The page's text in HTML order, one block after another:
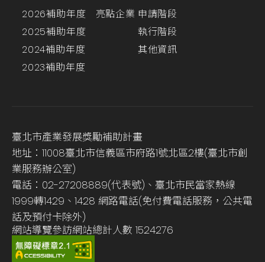
2026補助年度
2025補助年度
2024補助年度
2023補助年度
亮點企業 申請階段
執行階段
其他資訊
臺北市產業發展獎勵補助計畫
地址：11008臺北市信義區市府路1號北區2樓(臺北市創
業服務辦公室)
電話：02-27208889(代表號)、臺北市民當家熱線
1999轉1429、1428 網路電話(免付費電話服務，公共電
話及預付卡除外)
網站導覽參訪網站總計人數 1524276